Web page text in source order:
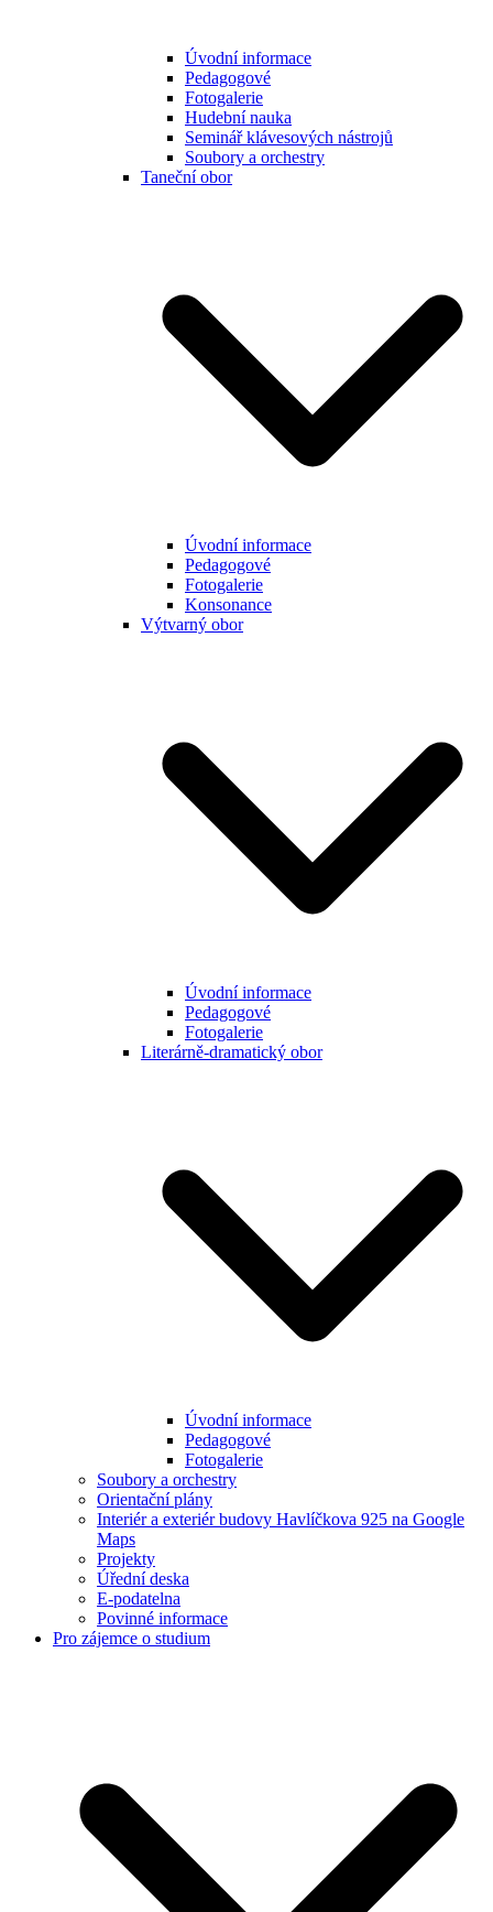
Úvodní informace
Pedagogové
Fotogalerie
Hudební nauka
Seminář klávesových nástrojů
Soubory a orchestry
Taneční obor
Úvodní informace
Pedagogové
Fotogalerie
Konsonance
Výtvarný obor
Úvodní informace
Pedagogové
Fotogalerie
Literárně-dramatický obor
Úvodní informace
Pedagogové
Fotogalerie
Soubory a orchestry
Orientační plány
Interiér a exteriér budovy Havlíčkova 925 na Google
Maps
Projekty
Úřední deska
E-podatelna
Povinné informace
Pro zájemce o studium